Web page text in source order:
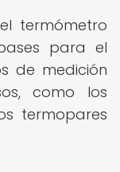
termómetro
para el
de medición
como los
termopares